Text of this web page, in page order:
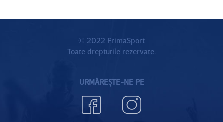
© 2022 PrimaSport
Toate drepturile rezervate.
URMĂREȘTE-NE PE